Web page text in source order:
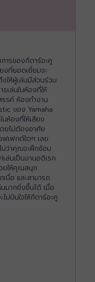
ารของกีตาร์อะคู
งที่ยอดเยี่ยมจะ
ให้ผู้เล่นมีส่วนร่วม
เล่นในห้องที่ให้
รค์ ห้องทำงาน
ของ Yamaha
ห้องที่ให้เสียง
ดยไม่ต้องอาศัย
ฟเฟกต์ใดๆ เลย
ม่ว่าคุณจะฝึกซ้อม
ล่นเป็นงานอดิเรก
ยให้คุณสนุก
บื่อ และสามารถ
มากยิ่งขึ้นได้ เมื่อ
ปันใจให้กีตาร์อะคู